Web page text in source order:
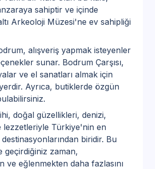
sahiptir ve içinde
Arkeoloji Müzesi'ne ev sahipliği
alışveriş yapmak isteyenler
sunar. Bodrum Çarşısı,
ve el sanatları almak için
Ayrıca, butiklerde özgün
doğal güzellikleri, denizi,
lezzetleriyle Türkiye'nin en
biridir. Bu
geçirdiğiniz zaman,
ve eğlenmekten daha fazlasını